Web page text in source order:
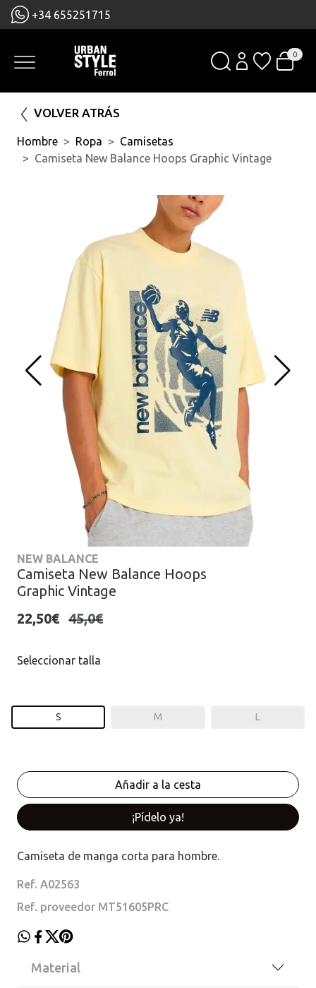
+34 655251715
0
VOLVER ATRÁS
Hombre Ropa
Camisetas
Camiseta New Balance Hoops Graphic Vintage
NEW BALANCE
Camiseta New Balance Hoops
Graphic Vintage
22,50€ 45,0€
Seleccionar talla
S M L
¡Pídelo ya!
Camiseta de manga corta para hombre.
Ref. A02563
Ref. proveedor MT51605PRC
Material